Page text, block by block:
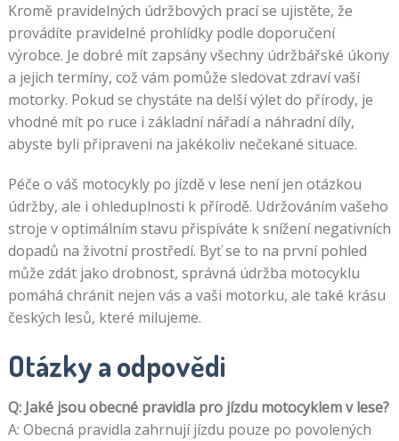
Kromě pravidelných údržbových prací se ujistěte, že
provádíte pravidelné prohlídky podle doporučení
výrobce. Je dobré mít zapsány všechny údržbářské úkony
a jejich termíny, což vám pomůže sledovat zdraví vaší
motorky. Pokud se chystáte na delší výlet do přírody, je
vhodné mít po ruce i základní nářadí a náhradní díly,
abyste byli připraveni na jakékoliv nečekané situace.
Péče o váš motocykly po jízdě v lese není jen otázkou
údržby, ale i ohleduplnosti k přírodě. Udržováním vašeho
stroje v optimálním stavu přispíváte k snížení negativních
dopadů na životní prostředí. Byť se to na první pohled
může zdát jako drobnost, správná údržba motocyklu
pomáhá chránit nejen vás a vaši motorku, ale také krásu
českých lesů, které milujeme.
Otázky a odpovědi
Q: Jaké jsou obecné pravidla pro jízdu motocyklem v lese?
A: Obecná pravidla zahrnují jízdu pouze po povolených